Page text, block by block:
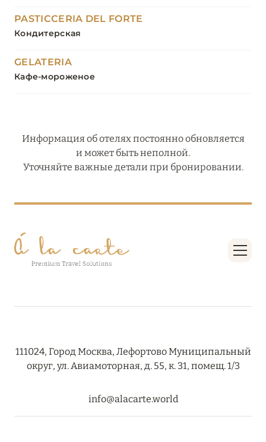
PASTICCERIA DEL FORTE
Кондитерская
GELATERIA
Кафе-мороженое
Информация об отелях постоянно обновляется
и может быть неполной.
Уточняйте важные детали при бронировании.
111024, Город Москва, Лефортово Муниципальный
округ, ул. Авиамоторная, д. 55, к. 31, помещ. 1/3
info@alacarte.world